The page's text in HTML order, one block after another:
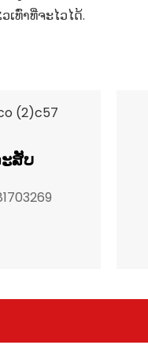
ທົ່າທີ່ຈະໄວໄດ້.
ສັບ